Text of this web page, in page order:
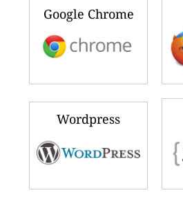
Google Chrome
Wordpress